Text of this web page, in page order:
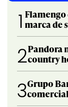
1 marca de
2Pandora
country
3Grupo